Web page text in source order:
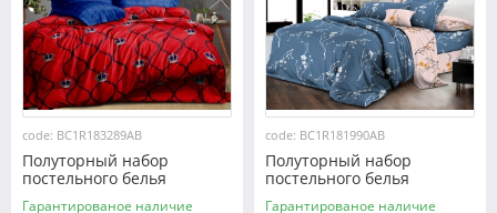
code: BC1R183289AB
Полуторный набор
постельного белья
150*220 из Ранфорса
Гарантированое наличие
code: BC1R181990AB
Полуторный набор
постельного белья
150*220 из Ранфорса
Гарантированое наличие